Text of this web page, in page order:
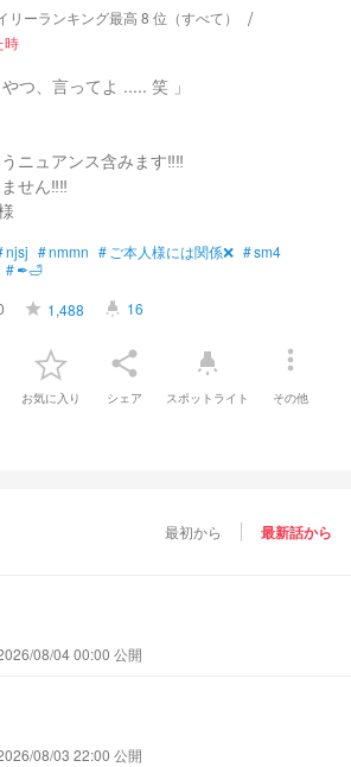
リーランキング最高 8 位（すべて）
時
つ、言ってよ ..... 笑 」
ニュアンス含みます‼️‼️
せん‼️‼️
njsj #nmmn # ご本人様には関係❌ #sm4
#✒🛁
grade 1,488 highlight 16
お気に入り
share
シェア
highlight
スポットライト
more_vert
その他
最初から 最新話から
08/04 00:00 公開
08/03 22:00 公開